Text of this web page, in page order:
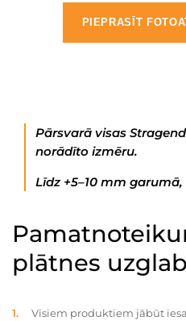
PIEPRASĪT
Pārsvarā visas
norādīto izmēru.
Līdz +5–10 mm
plātnes
Visiem produktiem jābūt